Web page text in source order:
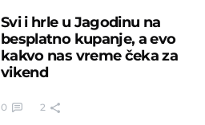
Svi i hrle u Jagodinu na
besplatno kupanje, a evo
kakvo nas vreme čeka za
vikend
0 2